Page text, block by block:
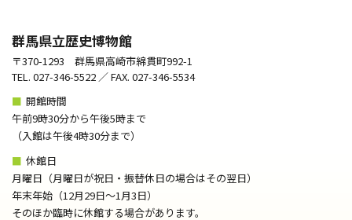
群馬県立歴史博物館
〒370-1293 群馬県高崎市綿貫町992-1
TEL. 027-346-5522 ／ FAX. 027-346-5534
■ 開館時間
午前9時30分から午後5時まで
（⼊館は午後4時30分まで）
■ 休館日
月曜日（月曜日が祝日・振替休日の場合はその翌日）
年末年始（12月29日～1月3日）
そのほか臨時に休館する場合があります。